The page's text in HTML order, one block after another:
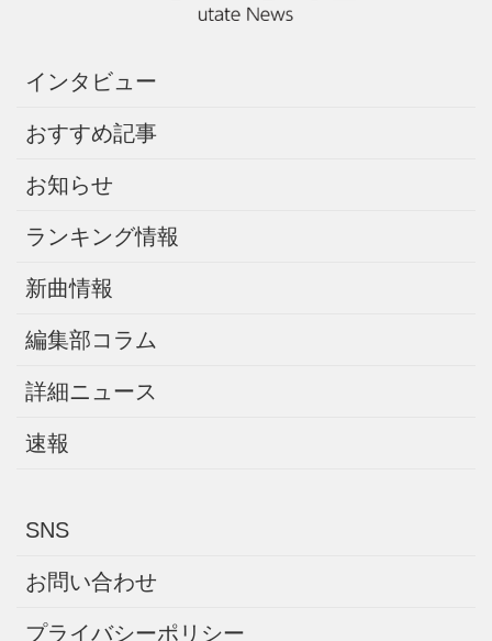
インタビュー
おすすめ記事
お知らせ
ランキング情報
新曲情報
編集部コラム
詳細ニュース
速報
SNS
お問い合わせ
プライバシーポリシー